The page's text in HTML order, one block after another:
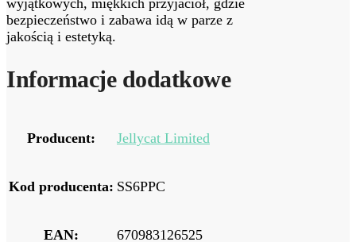
bezpieczeństwo i zabawa idą w parze z
jakością i estetyką.
Informacje dodatkowe
Producent: Jellycat Limited
Kod producenta: SS6PPC
EAN: 670983126525